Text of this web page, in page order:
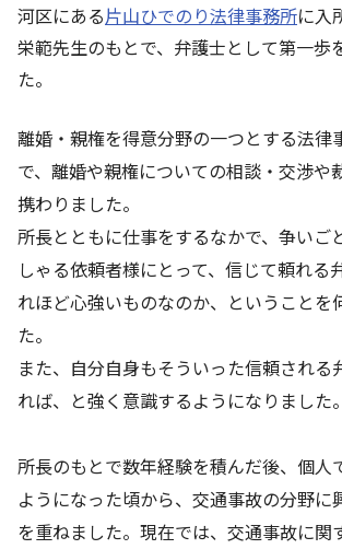
河区にある片山ひでのり法律事務所に入
栄範先生のもとで、弁護士として第一歩
た。
離婚・親権を得意分野の一つとする法律
で、離婚や親権についての相談・交渉や
携わりました。
所長とともに仕事をするなかで、争いご
しゃる依頼者様にとって、信じて頼れる
れほど心強いものなのか、ということを
た。
また、自分自身もそういった信頼される
れば、と強く意識するようになりました。
所長のもとで数年経験を積んだ後、個人
ようになった頃から、交通事故の分野に
を重ねました。現在では、交通事故に関